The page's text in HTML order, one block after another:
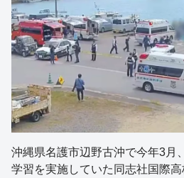
沖縄県名護市辺野古沖で今年3月
学習を実施していた同志社国際